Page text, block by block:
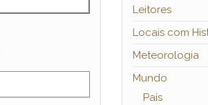
Leitores
Locais com
Meteorologia
Mundo
País